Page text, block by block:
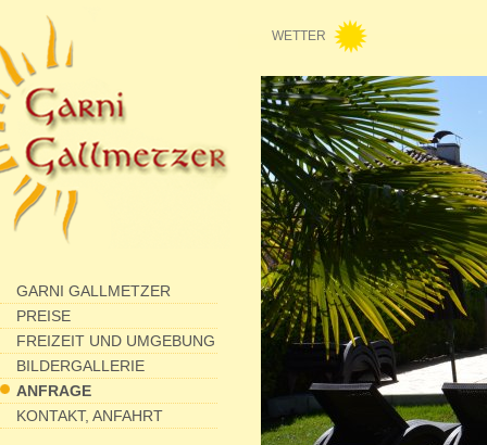
WETTER
GARNI GALLMETZER
PREISE
FREIZEIT UND UMGEBUNG
BILDERGALLERIE
ANFRAGE
KONTAKT, ANFAHRT